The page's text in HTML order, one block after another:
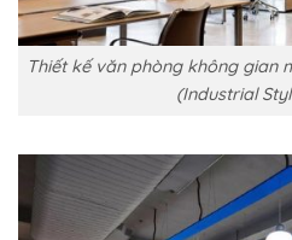
Thiết kế văn phòng không gian
(Industrial